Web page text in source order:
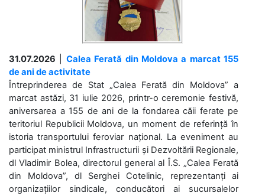
31.07.2026
Calea Ferată din Moldova a marcat 155
de ani de activitate
Întreprinderea de Stat „Calea Ferată din Moldova” a
marcat astăzi, 31 iulie 2026, printr-o ceremonie festivă,
aniversarea a 155 de ani de la fondarea căii ferate pe
teritoriul Republicii Moldova, un moment de referință în
istoria transportului feroviar național. La eveniment au
participat ministrul Infrastructurii și Dezvoltării Regionale,
dl Vladimir Bolea, directorul general al Î.S. „Calea Ferată
din Moldova”, dl Serghei Cotelinic, reprezentanți ai
organizațiilor sindicale, conducători ai sucursalelor